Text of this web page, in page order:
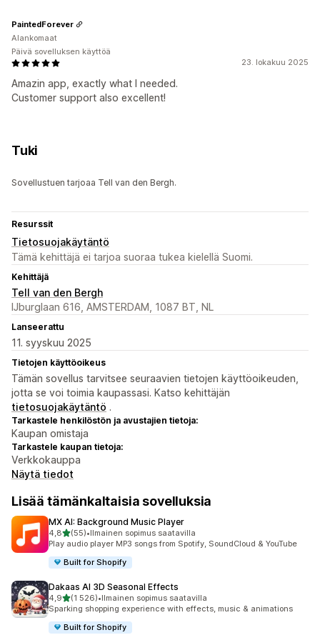
23. lokakuu 2025
Amazin app, exactly what I needed.
Customer support also excellent!
PaintedForever
Alankomaat
Päivä sovelluksen käyttöä
Tuki
Sovellustuen tarjoaa Tell van den Bergh.
Resurssit
Tietosuojakäytäntö
Tämä kehittäjä ei tarjoa suoraa tukea kielellä Suomi.
Kehittäjä
Tell van den Bergh
IJburglaan 616, AMSTERDAM, 1087 BT, NL
Lanseerattu
11. syyskuu 2025
Tietojen käyttöoikeus
Tämän sovellus tarvitsee seuraavien tietojen käyttöoikeuden,
jotta se voi toimia kaupassasi. Katso kehittäjän
tietosuojakäytäntö .
Tarkastele henkilöstön ja avustajien tietoja:
Kaupan omistaja
Tarkastele kaupan tietoja:
Verkkokauppa
Näytä tiedot
Lisää tämänkaltaisia sovelluksia
MX AI: Background Music Player
4,8/ 5 tähteä
(55)
55 arvostelua yhteensä
•Ilmainen sopimus saatavilla
Play audio player MP3 songs from Spotify, SoundCloud & YouTube
Built for Shopify
Dakaas AI 3D Seasonal Effects
4,9/ 5 tähteä
(1 526)
1526 arvostelua yhteensä
•Ilmainen sopimus saatavilla
Sparking shopping experience with effects, music & animations
Built for Shopify